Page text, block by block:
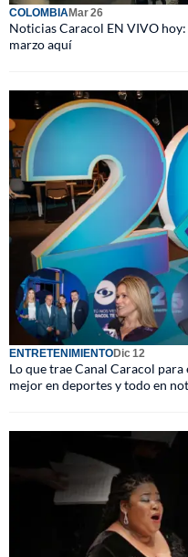
COLOMBIAMar 26
Noticias Caracol EN VIVO hoy:
marzo aquí
ENTRETENIMIENTODic 12
Lo que trae Canal Caracol
mejor en deportes y todo en